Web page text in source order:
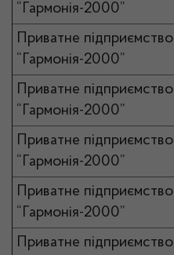
“Гармонія-2000”
Приватне підприємство
“Гармонія-2000”
Приватне підприємство
“Гармонія-2000”
Приватне підприємство
“Гармонія-2000”
Приватне підприємство
“Гармонія-2000”
Приватне підприємство